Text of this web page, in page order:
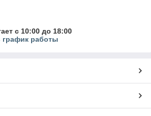
с 10:00 до 18:00
график работы